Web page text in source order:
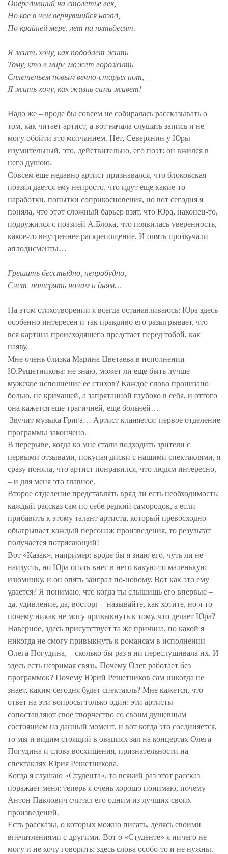
Опередивший на столетье век,
Но кое в чем вернувшийся назад,
По крайней мере, лет на пятьдесят.
Я жить хочу, как подобает жить
Тому, кто в мире может ворожить
Сплетеньем новым вечно-старых нот, –
Я жить хочу, как жизнь сама живет!
Надо же – вроде бы совсем не собиралась рассказывать о
том, как читает артист, а вот начала слушать запись и не
могу обойти это молчанием. Нет, Северянин у Юры
изумительный, это, действительно, его поэт: он вжился в
него душою.
Совсем еще недавно артист признавался, что блоковская
поэзия дается ему непросто, что идут еще какие-то
наработки, попытки соприкосновения, но вот сегодня я
поняла, что этот сложный барьер взят, что Юра, наконец-то,
подружился с поэзией А.Блока, что появилась уверенность,
какое-то внутреннее раскрепощение. И опять прозвучали
аплодисменты…
Грешить бесстыдно, непробудно,
Счет потерять ночам и дням…
На этом стихотворении я всегда останавливаюсь: Юра здесь
особенно интересен и так правдиво его разыгрывает, что
вся картина происходящего предстает перед тобой, как
наяву.
Мне очень близка Марина Цветаева в исполнении
Ю.Решетникова: не знаю, может ли еще быть лучше
мужское исполнение ее стихов? Каждое слово пронизано
болью, не кричащей, а запрятанной глубоко в себя, и оттого
она кажется еще трагичней, еще больней…
Звучит музыка Грига… Артист кланяется: первое отделение
программы закончено.
В перерыве, когда ко мне стали подходить зрители с
первыми отзывами, покупая диски с нашими спектаклями, я
сразу поняла, что артист понравился, что людям интересно,
– и для меня это главное.
Второе отделение представлять вряд ли есть необходимость:
каждый рассказ сам по себе редкий самородок, а если
прибавить к этому талант артиста, который превосходно
обыгрывает каждый персонаж произведения, то результат
получается потрясающий!
Вот «Казак», например: вроде бы я знаю его, чуть ли не
наизусть, но Юра опять внес в него какую-то маленькую
изюминку, и он опять заиграл по-новому. Вот как это ему
удается? Я понимаю, что когда ты слышишь его впервые –
да, удивление, да, восторг – называйте, как хотите, но я-то
почему никак не могу привыкнуть к тому, что делает Юра?
Наверное, здесь присутствует та же причина, по какой я
никогда не смогу привыкнуть к романсам в исполнении
Олега Погудина, – сколько бы раз я ни переслушивала их. И
здесь есть незримая связь. Почему Олег работает без
программок? Почему Юрий Решетников сам никогда не
знает, каким сегодня будет спектакль? Мне кажется, что
ответ на эти вопросы только один: эти артисты
сопоставляют свое творчество со своим душевным
состоянием на данный момент, и вот когда это соединяется,
то мы и видим стоящий в овациях зал на концертах Олега
Погудина и слова восхищения, признательности на
спектаклях Юрия Решетникова.
Когда я слушаю «Студента», то всякий раз этот рассказ
поражает меня: теперь я очень хорошо понимаю, почему
Антон Павлович считал его одним из лучших своих
произведений.
Есть рассказы, о которых можно писать, делясь своими
впечатлениями с другими. Вот о «Студенте» я ничего не
могу и не хочу говорить: здесь слова особо-то и не нужны.